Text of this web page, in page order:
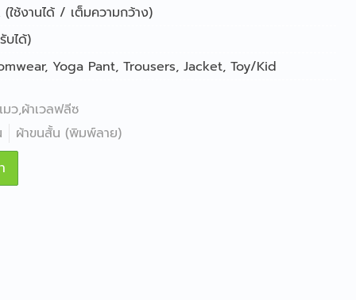
ช้งานได้ / เต็มความกว้าง)
บได้)
, Yoga Pant, Trousers, Jacket, Toy/Kid
ว,ผ้าเวลฟลีซ
ผ้าขนสั้น (พิมพ์ลาย)